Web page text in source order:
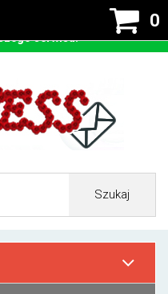
0
Szukaj
- czyli tzw ciastek w celu
przyjmowanie cookies
serwisu.